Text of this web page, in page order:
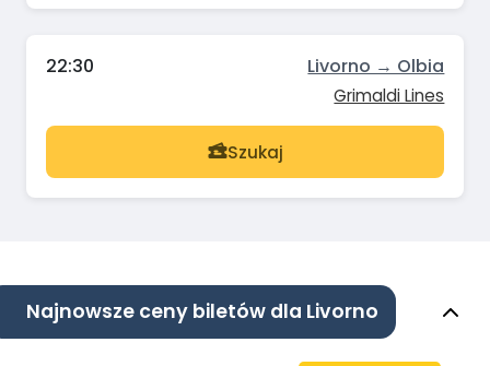
22:30 Livorno → Olbia
Grimaldi Lines
Szukaj
Najnowsze ceny biletów dla Livorno